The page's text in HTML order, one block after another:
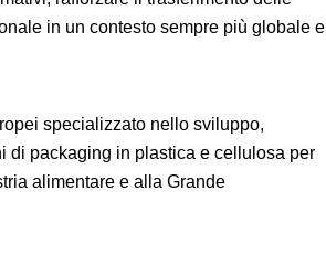
in un contesto sempre più globale e
specializzato nello sviluppo,
di packaging in plastica e cellulosa per
alimentare e alla Grande